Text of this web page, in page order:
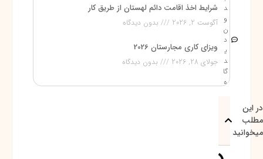
د
و
ن
د
ی
د
گا
ه
در این
مطلب
میخوانید
شرایط اخذ اقامت دائم لهستان از طریق کار
آگوست 2, 2026 بدون دیدگاه
ویزای کاری مجارستان 2026
جولای 28, 2026 بدون دیدگاه